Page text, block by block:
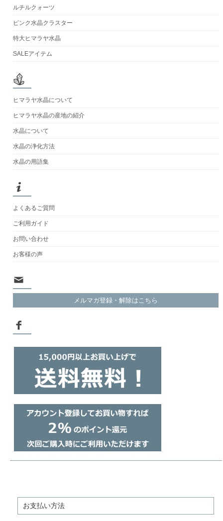
ルチルクォーツ
ピンク水晶クラスター
特大ヒマラヤ水晶
SALEアイテム
ヒマラヤ水晶について
ヒマラヤ水晶の産地の紹介
水晶について
水晶の浄化方法
水晶の用語集
よくあるご質問
ご利用ガイド
お問い合わせ
お客様の声
メルマガ登録・解除はこちら
お支払い方法